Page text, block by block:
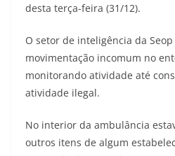
desta terça-feira (31/12).
O setor de inteligência da
movimentação incomum no
monitorando atividade até
atividade ilegal.
No interior da ambulância
outros itens de algum